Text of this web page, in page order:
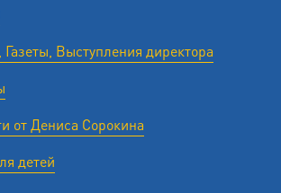
Выступления директора
от Дениса Сорокина
детей